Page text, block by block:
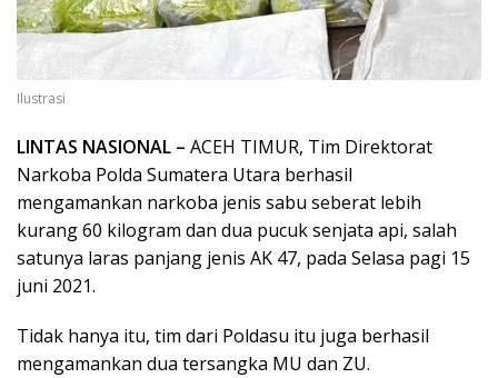
Ilustrasi
LINTAS NASIONAL – ACEH TIMUR, Tim Direktorat
Narkoba Polda Sumatera Utara berhasil
mengamankan narkoba jenis sabu seberat lebih
kurang 60 kilogram dan dua pucuk senjata api, salah
satunya laras panjang jenis AK 47, pada Selasa pagi 15
juni 2021.
Tidak hanya itu, tim dari Poldasu itu juga berhasil
mengamankan dua tersangka MU dan ZU.